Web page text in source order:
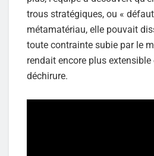
trous stratégiques, ou «
métamatériau, elle pouvait
toute contrainte subie par le
rendait encore plus
déchirure.